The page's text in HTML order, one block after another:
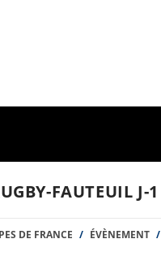
FAUTEUIL J-1
DE FRANCE / ÉVÈNEMENT /